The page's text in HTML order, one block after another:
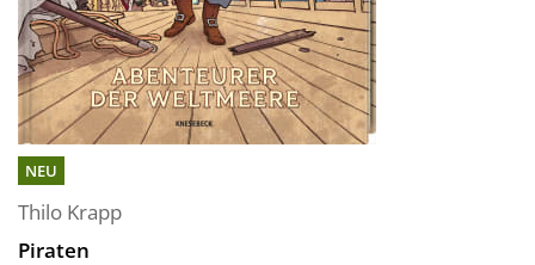
NEU
Thilo Krapp
Piraten